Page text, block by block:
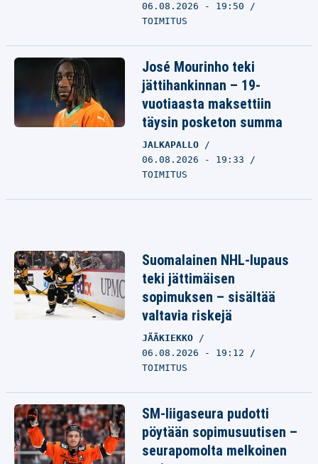
06.08.2026 - 19:50
TOIMITUS
José Mourinho teki
jättihankinnan – 19-
vuotiaasta maksettiin
täysin posketon summa
JALKAPALLO
06.08.2026 - 19:33
TOIMITUS
Suomalainen NHL-lupaus
teki jättimäisen
sopimuksen – sisältää
valtavia riskejä
JÄÄKIEKKO
06.08.2026 - 19:12
TOIMITUS
SM-liigaseura pudotti
pöytään sopimusuutisen –
seurapomolta melkoinen